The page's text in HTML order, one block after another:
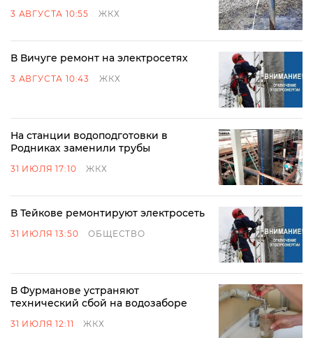
3 АВГУСТА 10:55 ЖКХ
В Вичуге ремонт на электросетях
3 АВГУСТА 10:43 ЖКХ
На станции водоподготовки в
Родниках заменили трубы
31 ИЮЛЯ 17:10 ЖКХ
В Тейкове ремонтируют электросеть
31 ИЮЛЯ 13:50 ОБЩЕСТВО
В Фурманове устраняют
технический сбой на водозаборе
31 ИЮЛЯ 12:11 ЖКХ